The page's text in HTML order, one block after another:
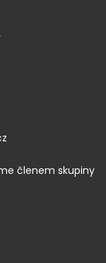
členem skupiny